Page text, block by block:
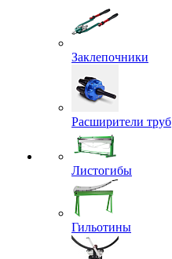
Заклепочники
Расширители труб
Листогибы
Гильотины